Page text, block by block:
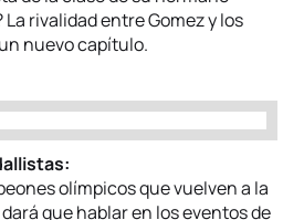
rivalidad entre Gomez y los
nuevo capítulo.
olímpicos que vuelven a la
dará que hablar en los eventos de